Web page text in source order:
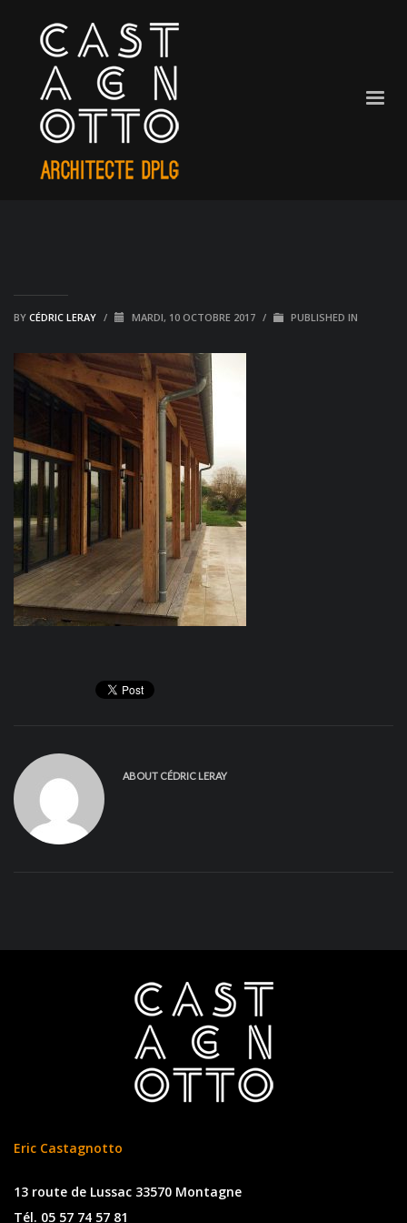
BY CÉDRIC LERAY / MARDI, 10 OCTOBRE 2017 / PUBLISHED IN
ABOUT CÉDRIC LERAY
Eric Castagnotto
13 route de Lussac 33570 Montagne
Tél. 05 57 74 57 81